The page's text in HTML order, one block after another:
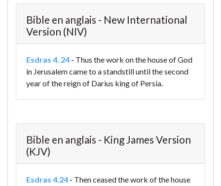
Bible en anglais - New International
Version (NIV)
Esdras 4. 24 - Thus the work on the house of God
in Jerusalem came to a standstill until the second
year of the reign of Darius king of Persia.
Bible en anglais - King James Version
(KJV)
Esdras 4.24 - Then ceased the work of the house